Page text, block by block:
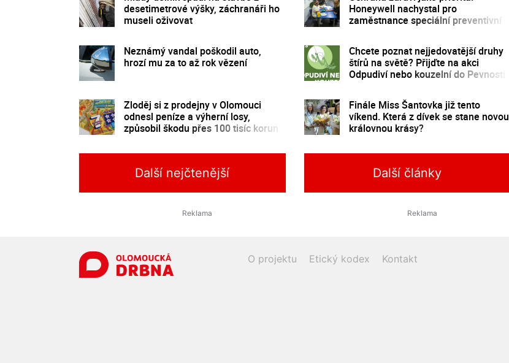
desetimetrové výšky, záchranáři ho
museli oživovat
Neznámý vandal poškodil auto,
hrozí mu za to až rok vězení
Zloděj si z prodejny v Olomouci
odnesl peníze a výherní losy,
způsobil škodu přes 100 tisíc korun
Honeywell nachystal pro
zaměstnance speciální preventivní
Chcete poznat nejjedovatější druhy
štírů na světě? Přijďte na akci
Odpudiví nebo kouzelní do Pevnosti
Finále Miss Šantovka již tento
víkend. Která z dívek se stane novou
královnou krásy?
Další nejčtenější Další články
O projektu Etický kodex Kontakt